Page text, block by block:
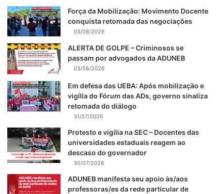
Força da Mobilização: Movimento Docente
conquista retomada das negociações
03/08/2026
ALERTA DE GOLPE – Criminosos se
passam por advogados da ADUNEB
03/08/2026
Em defesa das UEBA: Após mobilização e
vigília do Fórum das ADs, governo sinaliza
retomada do diálogo
31/07/2026
Protesto e vigília na SEC – Docentes das
universidades estaduais reagem ao
descaso do governador
30/07/2026
ADUNEB manifesta seu apoio às/aos
professoras/es da rede particular de